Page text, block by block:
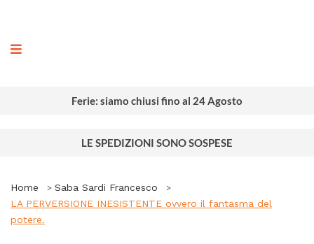
Ferie: siamo chiusi fino al 24 Agosto
LE SPEDIZIONI SONO SOSPESE
Home
Saba Sardi Francesco
LA PERVERSIONE INESISTENTE ovvero il fantasma del
potere.